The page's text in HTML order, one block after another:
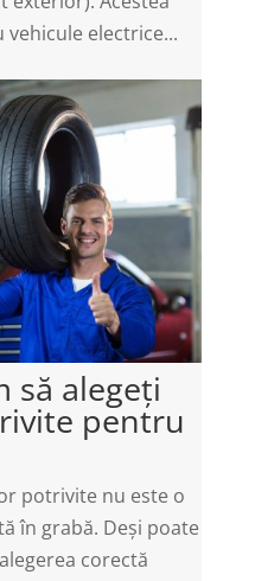
electrice...
să alegeți
pentru
potrivite nu este o
în grabă. Deși poate
corectă